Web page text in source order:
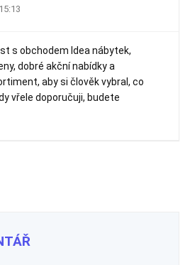
s obchodem Idea nábytek,
dobré akční nabídky a
aby si člověk vybral, co
vřele doporučuji, budete